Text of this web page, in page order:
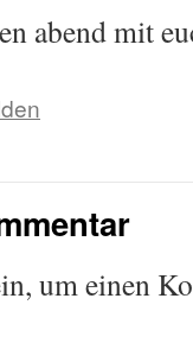
abend mit
um einen